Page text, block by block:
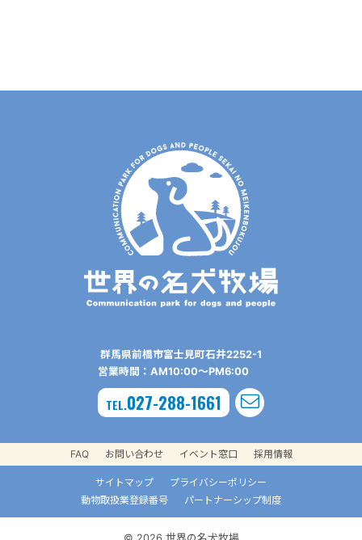
群⾺県前橋市富⼠⾒町⽯井2252-1
営業時間：AM10:00〜PM6:00
TEL.027-288-1661
FAQ お問い合わせ イベント窓口 採用情報
サイトマップ
プライバシーポリシー
動物取扱業登録番号
パートナーシップ制度